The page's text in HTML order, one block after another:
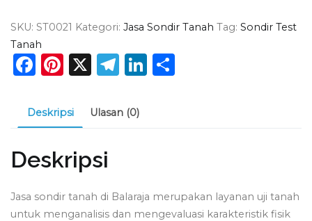
Tanah
Balaraja
SKU: ST0021 Kategori: Jasa Sondir Tanah Tag: Sondir Test
Tanah
Facebook
Pinterest
X Telegram
LinkedIn
Deskripsi Ulasan (0)
Deskripsi
Jasa sondir tanah di Balaraja merupakan layanan uji tanah
untuk menganalisis dan mengevaluasi karakteristik fisik